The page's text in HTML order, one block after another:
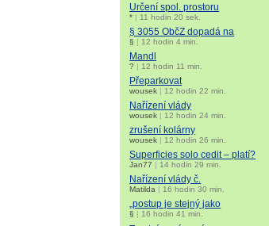
Určení spol. prostoru
* | 11 hodin 20 sek.
§ 3055 ObčZ dopadá na
§ | 12 hodin 4 min.
Mandl
? | 12 hodin 11 min.
Přeparkovat
wousek | 12 hodin 22 min.
Nařízení vlády
wousek | 12 hodin 24 min.
zrušení kolárny
wousek | 12 hodin 26 min.
Superficies solo cedit – platí?
Jan77 | 14 hodin 29 min.
Nařízení vlády č.
Matilda 16 hodin 30 min.
„postup je stejný jako
§ 16 hodin 41 min.